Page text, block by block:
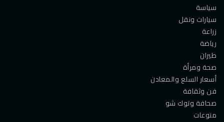
سياسة
سيارات ونقل
زراعة
رياضة
طيران
صحة ومرأة
أسعار السلع والمعادن
فن وثقافة
صحافة وتوك شو
منوعات